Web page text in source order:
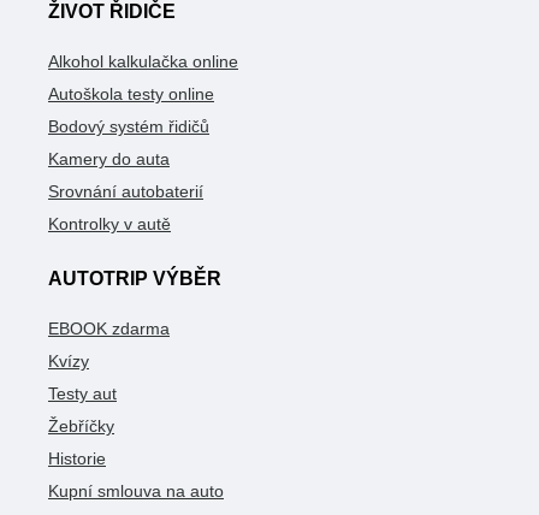
ŽIVOT ŘIDIČE
Alkohol kalkulačka online
Autoškola testy online
Bodový systém řidičů
Kamery do auta
Srovnání autobaterií
Kontrolky v autě
AUTOTRIP VÝBĚR
EBOOK zdarma
Kvízy
Testy aut
Žebříčky
Historie
Kupní smlouva na auto